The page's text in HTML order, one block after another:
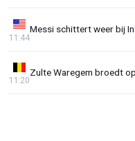
Messi schittert weer bij
11:44
Zulte Waregem broedt
11:20